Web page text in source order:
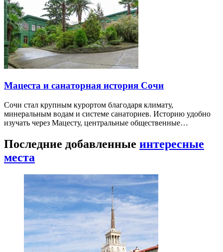
Мацеста и санаторная история Сочи
Сочи стал крупным курортом благодаря климату,
минеральным водам и системе санаториев. Историю удобно
изучать через Мацесту, центральные общественные…
Последние добавленные интересные
места